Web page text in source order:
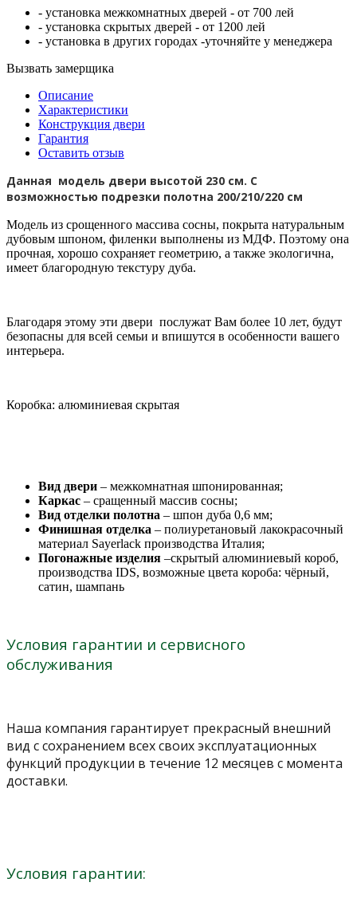
- установка межкомнатных дверей - от 700 лей
- установка скрытых дверей - от 1200 лей
- установка в других городах -уточняйте у менеджера
Вызвать замерщика
Описание
Характеристики
Конструкция двери
Гарантия
Оставить отзыв
Данная модель двери высотой 230 см. С
возможностью подрезки полотна 200/210/220 см
Модель из срощенного массива сосны, покрыта натуральным
дубовым шпоном, филенки выполнены из МДФ. Поэтому она
прочная, хорошо сохраняет геометрию, а также экологична,
имеет благородную текстуру дуба.
Благодаря этому эти двери послужат Вам более 10 лет, будут
безопасны для всей семьи и впишутся в особенности вашего
интерьера.
Коробка: алюминиевая скрытая
Вид двери – межкомнатная шпонированная;
Каркас – сращенный массив сосны;
Вид отделки полотна – шпон дуба 0,6 мм;
Финишная отделка – полиуретановый лакокрасочный
материал Sayerlack производства Италия;
Погонажные изделия –скрытый алюминиевый короб,
производства IDS, возможные цвета короба: чёрный,
сатин, шампань
Условия гарантии и сервисного
обслуживания
Наша компания гарантирует прекрасный внешний
вид с сохранением всех своих эксплуатационных
функций продукции в течение 12 месяцев с момента
доставки.
Условия гарантии: